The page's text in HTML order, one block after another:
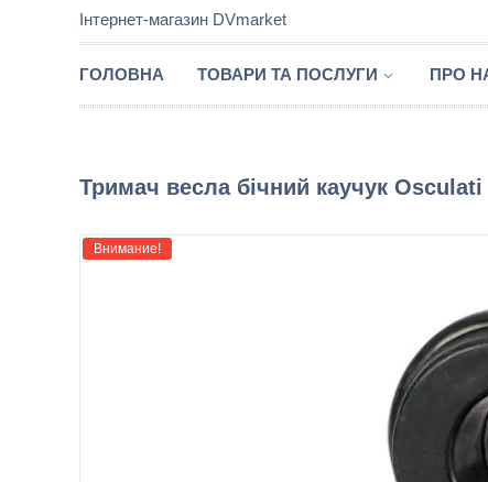
Інтернет-магазин DVmarket
ГОЛОВНА ТОВАРИ ТА ПОСЛУГИ ПРО
Тримач весла бічний каучук Osculati
Внимание!